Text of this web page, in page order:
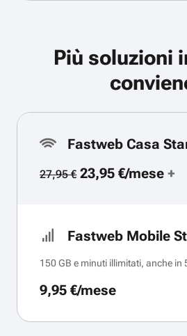
Più soluzioni
Fastweb Casa
27,95 €23,95 €/mese+
Fastweb Mobile
150 GB e minuti illimitati, anche in
9,95 €/mese